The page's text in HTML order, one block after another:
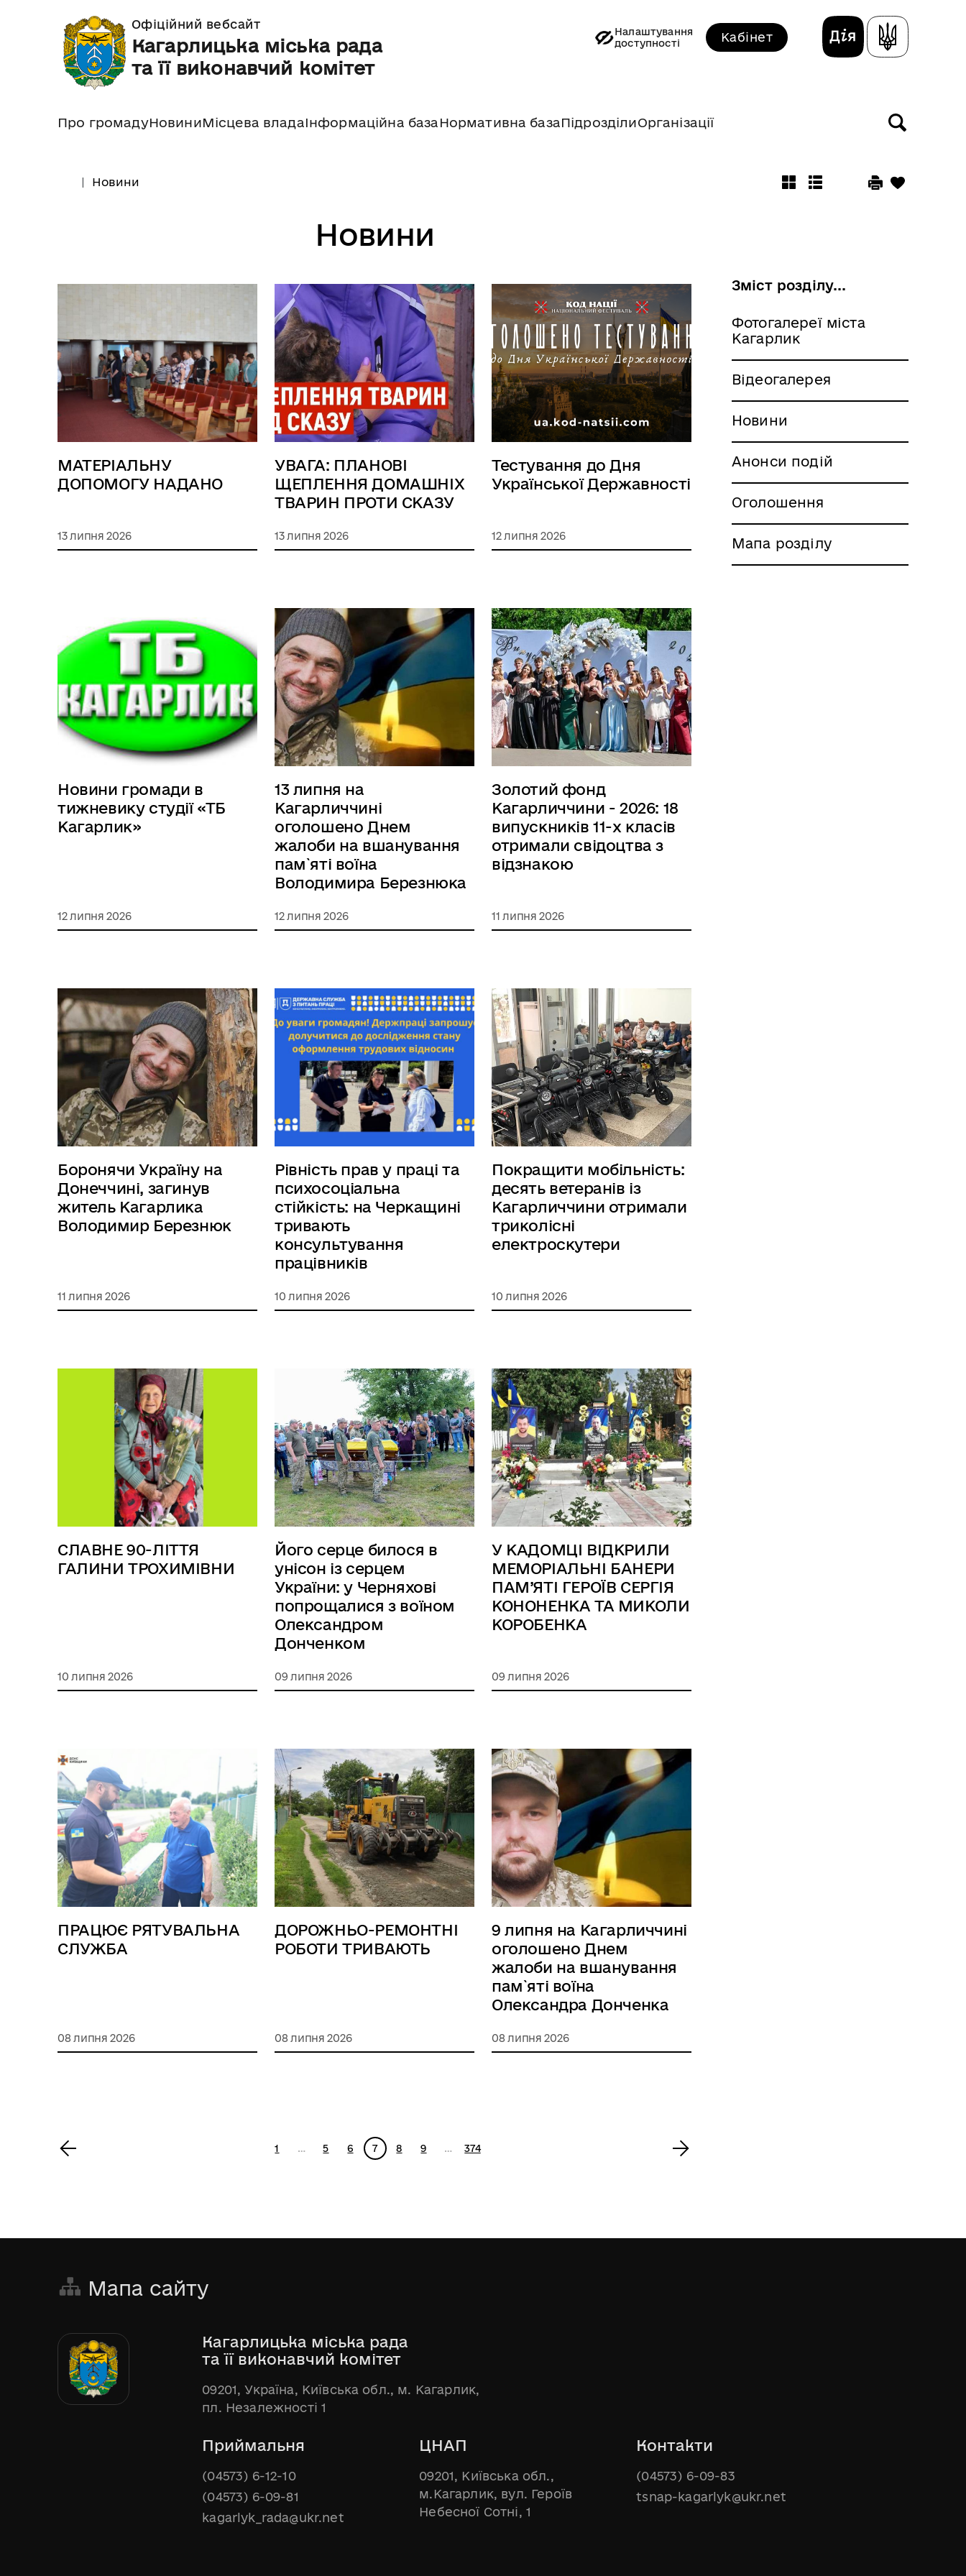
Офіційний вебсайт
Кагарлицька міська рада
та її виконавчий комітет
Налаштування
доступності
Кабінет
Про громадуНовиниМісцева владаІнформаційна база Нормативна базаПідрозділиОрганізації
Новини
Новини
МАТЕРІАЛЬНУ
ДОПОМОГУ НАДАНО
13 липня 2026
УВАГА: ПЛАНОВІ
ЩЕПЛЕННЯ ДОМАШНІХ
ТВАРИН ПРОТИ СКАЗУ
13 липня 2026
Тестування до Дня
Української Державності
12 липня 2026
Новини громади в
тижневику студії «ТБ
Кагарлик»
12 липня 2026
13 липня на
Кагарличчині
оголошено Днем
жалоби на вшанування
пам`яті воїна
Володимира Березнюка
12 липня 2026
Золотий фонд
Кагарличчини - 2026: 18
випускників 11-х класів
отримали свідоцтва з
відзнакою
11 липня 2026
Боронячи Україну на
Донеччині, загинув
житель Кагарлика
Володимир Березнюк
11 липня 2026
Рівність прав у праці та
психосоціальна
стійкість: на Черкащині
тривають
консультування
працівників
10 липня 2026
Покращити мобільність:
десять ветеранів із
Кагарличчини отримали
триколісні
електроскутери
10 липня 2026
СЛАВНЕ 90-ЛІТТЯ
ГАЛИНИ ТРОХИМІВНИ
10 липня 2026
Його серце билося в
унісон із серцем
України: у Черняхові
попрощалися з воїном
Олександром
Донченком
09 липня 2026
У КАДОМЦІ ВІДКРИЛИ
МЕМОРІАЛЬНІ БАНЕРИ
ПАМ’ЯТІ ГЕРОЇВ СЕРГІЯ
КОНОНЕНКА ТА МИКОЛИ
КОРОБЕНКА
09 липня 2026
ПРАЦЮЄ РЯТУВАЛЬНА
СЛУЖБА
08 липня 2026
ДОРОЖНЬО-РЕМОНТНІ
РОБОТИ ТРИВАЮТЬ
08 липня 2026
9 липня на Кагарличчині
оголошено Днем
жалоби на вшанування
пам`яті воїна
Олександра Донченка
08 липня 2026
1 … 5 6 7 8 9 … 374
Зміст розділу...
Фотогалереї міста
Кагарлик
Відеогалерея
Новини
Анонси подій
Оголошення
Мапа розділу
Мапа сайту
Кагарлицька міська рада
та її виконавчий комітет
09201, Україна, Київська обл., м. Кагарлик,
пл. Незалежності 1
Приймальня
(04573) 6-12-10
(04573) 6-09-81
kagarlyk_rada@ukr.net
ЦНАП
09201, Київська обл.,
м.Кагарлик, вул. Героїв
Небесної Сотні, 1
Контакти
(04573) 6-09-83
tsnap-kagarlyk@ukr.net